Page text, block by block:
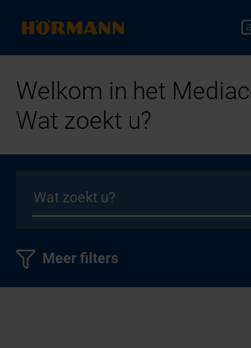
Welkom in het
Wat zoekt u?
Meer filters